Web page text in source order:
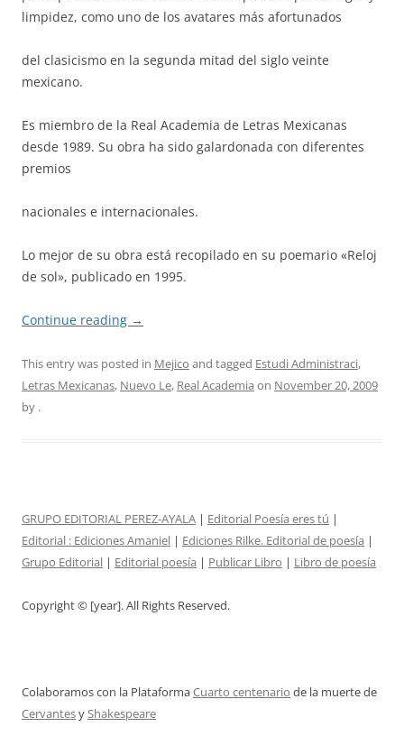
limpidez, como uno de los avatares más afortunados
del clasicismo en la segunda mitad del siglo veinte
mexicano.
Es miembro de la Real Academia de Letras Mexicanas
desde 1989. Su obra ha sido galardonada con diferentes
premios
nacionales e internacionales.
Lo mejor de su obra está recopilado en su poemario «Reloj
de sol», publicado en 1995.
Continue reading →
This entry was posted in Mejico and tagged Estudi Administraci,
Letras Mexicanas, Nuevo Le, Real Academia on November 20, 2009
by .
GRUPO EDITORIAL PEREZ-AYALA | Editorial Poesía eres tú |
Editorial : Ediciones Amaniel | Ediciones Rilke. Editorial de poesía |
Grupo Editorial | Editorial poesía | Publicar Libro | Libro de poesía
Copyright © [year]. All Rights Reserved.
Colaboramos con la PlataformaCuarto centenario de la muerte de
CervantesyShakespeare